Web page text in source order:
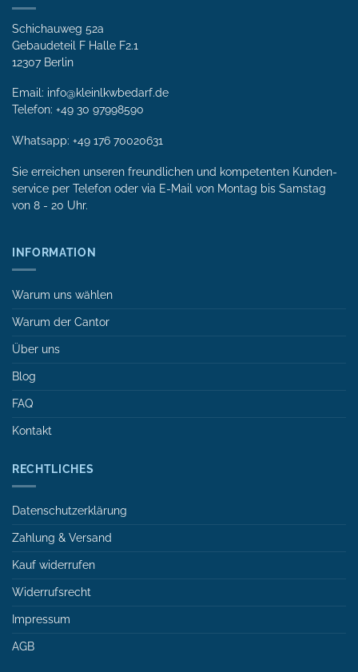
Schichauweg 52a
Gebaudeteil F Halle F2.1
12307 Berlin
Email: info@kleinlkwbedarf.de
Telefon: +49 30 97998590
Whatsapp: +49 176 70020631
Sie erreichen unseren freundlichen und kompetenten Kunden­
service per Tele­fon oder via E-Mail von Mon­tag bis Samstag
von 8 - 20 Uhr.
INFORMATION
Warum uns wählen
Warum der Cantor
Über uns
Blog
FAQ
Kontakt
RECHTLICHES
Datenschutzerklärung
Zahlung & Versand
Kauf widerrufen
Widerrufsrecht
Impressum
AGB